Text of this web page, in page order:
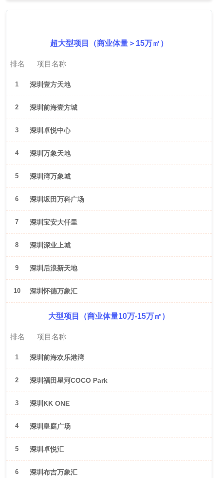
超大型项目（商业体量＞15万㎡）
排名 项目名称
1 深圳壹方天地
2 深圳前海壹方城
3 深圳卓悦中心
4 深圳万象天地
5 深圳湾万象城
6 深圳坂田万科广场
7 深圳宝安大仟里
8 深圳深业上城
9 深圳后浪新天地
10 深圳怀德万象汇
大型项目（商业体量10万-15万㎡）
排名 项目名称
1 深圳前海欢乐港湾
2 深圳福田星河COCO Park
3 深圳KK ONE
4 深圳皇庭广场
5 深圳卓悦汇
6 深圳布吉万象汇